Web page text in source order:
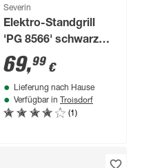
Severin
Elektro-Standgrill
'PG 8566' schwarz
2200 W 62 x 90 x
58,5 cm
69,99 €
Lieferung nach Hause
Verfügbar in Troisdorf
(1)